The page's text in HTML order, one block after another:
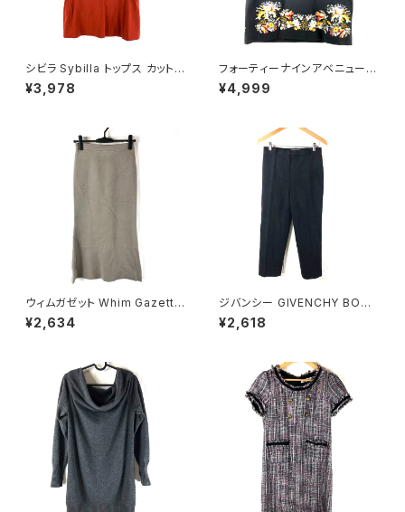
シビラ Sybilla トップス カットソ
ー 半袖 赤茶 40サイズ 90058
0
¥3,978
フォーティーナインアベニュージ
ュンコシマダ 49AV.junko shi
mada スカート 花柄刺繍 裏地
¥4,999
ウィムガゼット Whim Gazette
スカート ロング フレア 無地 レ
ーヨン ウエストゴム ベージュ系
¥2,634
ジバンシー GIVENCHY BOUT
IQUES パンツ エクセーヌ 裏地
サイドポケット ストレート 黒 38
¥2,618